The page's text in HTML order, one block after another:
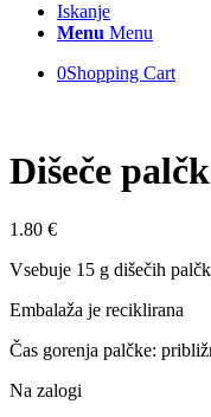
Iskanje
Menu Menu
0Shopping Cart
Dišeče
1.80 €
Vsebuje 15 g dišečih
Embalaža je reciklirana
Čas gorenja palčke:
Na zalogi